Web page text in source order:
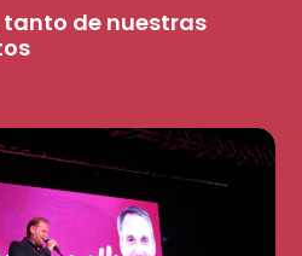
tanto de nuestras